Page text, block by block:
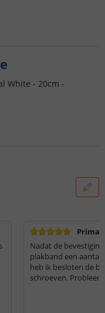
White - 20cm -
Prima
Nadat de
plakband een aantal
heb ik besloten de
schroeven.